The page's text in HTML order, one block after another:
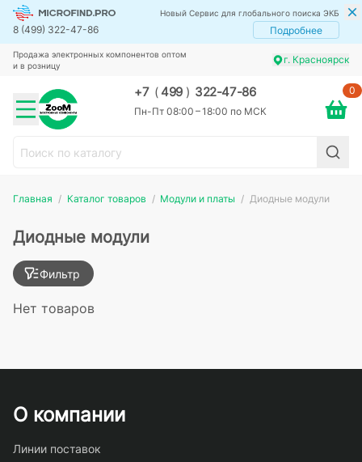
Новый Сервис для глобального поиска ЭКБ
8 (499) 322-47-86 Подробнее
Продажа электронных компонентов оптом
и в розницу
г. Красноярск
+7 (499 ) 322-47-86
Пн-Пт 08:00 – 18:00 по МСК
0
Главная Каталог товаров Модули и платы Диодные модули
Диодные модули
Фильтр
Нет товаров
О компании
Линии поставок